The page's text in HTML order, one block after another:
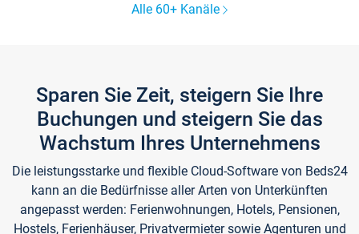
Alle 60+ Kanäle
Sparen Sie Zeit, steigern Sie Ihre
Buchungen und steigern Sie das
Wachstum Ihres Unternehmens
Die leistungsstarke und flexible Cloud-Software von Beds24
kann an die Bedürfnisse aller Arten von Unterkünften
angepasst werden: Ferienwohnungen, Hotels, Pensionen,
Hostels, Ferienhäuser, Privatvermieter sowie Agenturen und